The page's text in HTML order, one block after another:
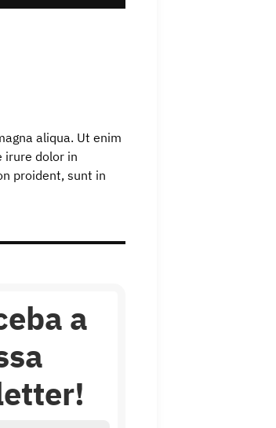
aliqua. Ut enim
irure dolor in
proident, sunt in
a